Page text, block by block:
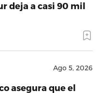
deja a casi 90 mil
Ago 5, 2026
asegura que el